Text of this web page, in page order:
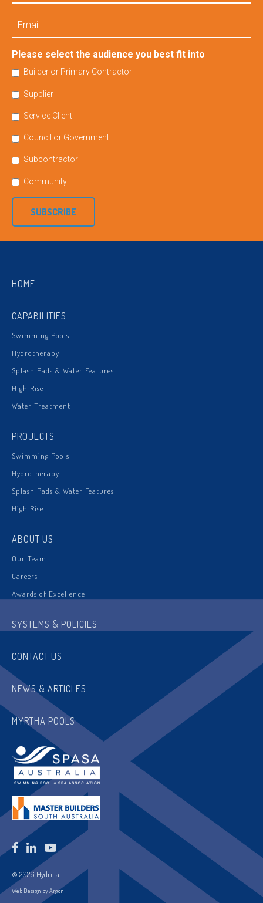
Please select the audience you best fit into
Builder or Primary Contractor
Supplier
Service Client
Council or Government
Subcontractor
Community
SUBSCRIBE
HOME
CAPABILITIES
Swimming Pools
Hydrotherapy
Splash Pads & Water Features
High Rise
Water Treatment
PROJECTS
Swimming Pools
Hydrotherapy
Splash Pads & Water Features
High Rise
ABOUT US
Our Team
Careers
Awards of Excellence
SYSTEMS & POLICIES
CONTACT US
NEWS & ARTICLES
MYRTHA POOLS
© 2026 Hydrilla
Web Design by Argon